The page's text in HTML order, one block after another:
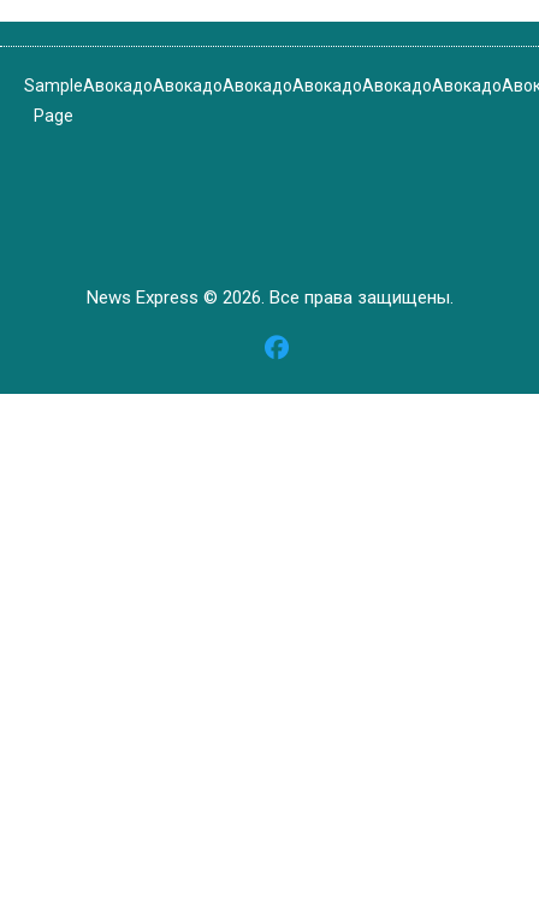
Sample
Page
АвокадоАвокадоАвокадоАвокадоАвокадоАвокадо
News Express © 2026. Все права защищены.